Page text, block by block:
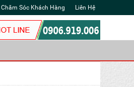
Chăm Sóc Khách Hàng Liên Hệ